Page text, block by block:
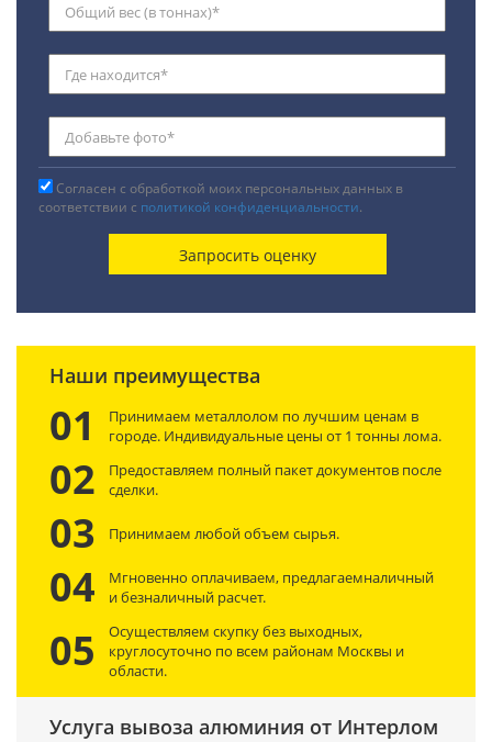
Согласен с обработкой моих персональных данных в
соответствии с политикой конфиденциальности.
Наши преимущества
01
Принимаем металлолом по лучшим ценам в
городе. Индивидуальные цены от 1 тонны лома.
02
Предоставляем полный пакет документов после
сделки.
03 Принимаем любой объем сырья.
04
Мгновенно оплачиваем, предлагаемналичный
и безналичный расчет.
05
Осуществляем скупку без выходных,
круглосуточно по всем районам Москвы и
области.
Услуга вывоза алюминия от Интерлом